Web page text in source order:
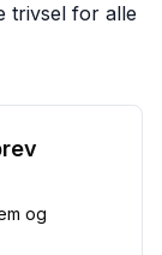
trivsel for alle
og